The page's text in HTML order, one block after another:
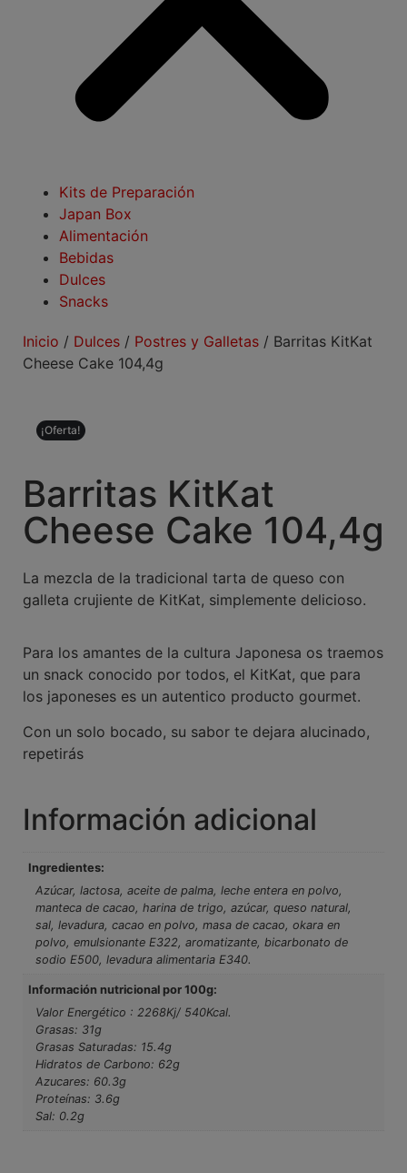
Kits de Preparación
Japan Box
Alimentación
Bebidas
Dulces
Snacks
Inicio / Dulces / Postres y Galletas / Barritas KitKat
Cheese Cake 104,4g
¡Oferta!
Barritas KitKat
Cheese Cake 104,4g
La mezcla de la tradicional tarta de queso con
galleta crujiente de KitKat, simplemente delicioso.
Para los amantes de la cultura Japonesa os traemos
un snack conocido por todos, el KitKat, que para
los japoneses es un autentico producto gourmet.
Con un solo bocado, su sabor te dejara alucinado,
repetirás
Información adicional
Ingredientes:
Azúcar, lactosa, aceite de palma, leche entera en polvo,
manteca de cacao, harina de trigo, azúcar, queso natural,
sal, levadura, cacao en polvo, masa de cacao, okara en
polvo, emulsionante E322, aromatizante, bicarbonato de
sodio E500, levadura alimentaria E340.
Información nutricional por 100g:
Valor Energético : 2268Kj/ 540Kcal.
Grasas: 31g
Grasas Saturadas: 15.4g
Hidratos de Carbono: 62g
Azucares: 60.3g
Proteínas: 3.6g
Sal: 0.2g